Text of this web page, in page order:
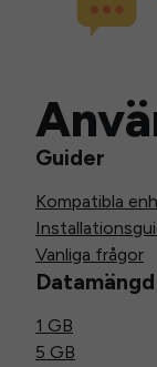
Guider
Kompatibla
Vanliga frågor
Datamängd
1 GB
5 GB